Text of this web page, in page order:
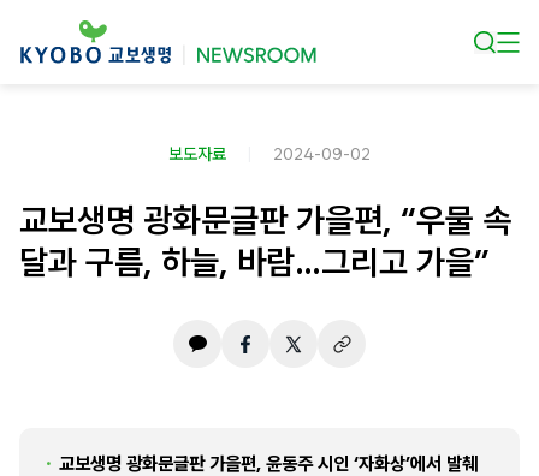
보도자료 2024-09-02
교보생명 광화문글판 가을편, “우물 속
달과 구름, 하늘, 바람…그리고 가을”
교보생명 광화문글판 가을편, 윤동주 시인 ‘자화상’에서 발췌